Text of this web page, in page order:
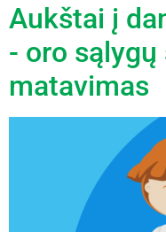
Aukštai į
- oro
matavimas